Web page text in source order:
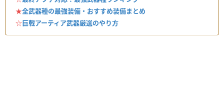
★全武器種の最強装備・おすすめ装備まとめ
☆巨戟アーティア武器厳選のやり方